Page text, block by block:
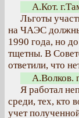
А.Кот.
Льготы
на ЧАЭС должны
1990 года, но
тщетны. В
ответили, что
А.Волков.
Я работал
среди, тех, кто
учет